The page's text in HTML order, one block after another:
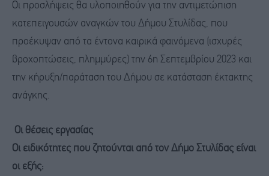
Οι προσλήψεις θα υλοποιηθούν για την αντιμετώπιση
κατεπειγουσών αναγκών του Δήμου Στυλίδας, που
προέκυψαν από τα έντονα καιρικά φαινόμενα (ισχυρές
βροχοπτώσεις, πλημμύρες) την 6η Σεπτεμβρίου 2023 και
την κήρυξη/παράταση του Δήμου σε κατάσταση έκτακτης
ανάγκης.
Οι θέσεις εργασίας
Οι ειδικότητες που ζητούνται από τον Δήμο Στυλίδας είναι
οι εξής: